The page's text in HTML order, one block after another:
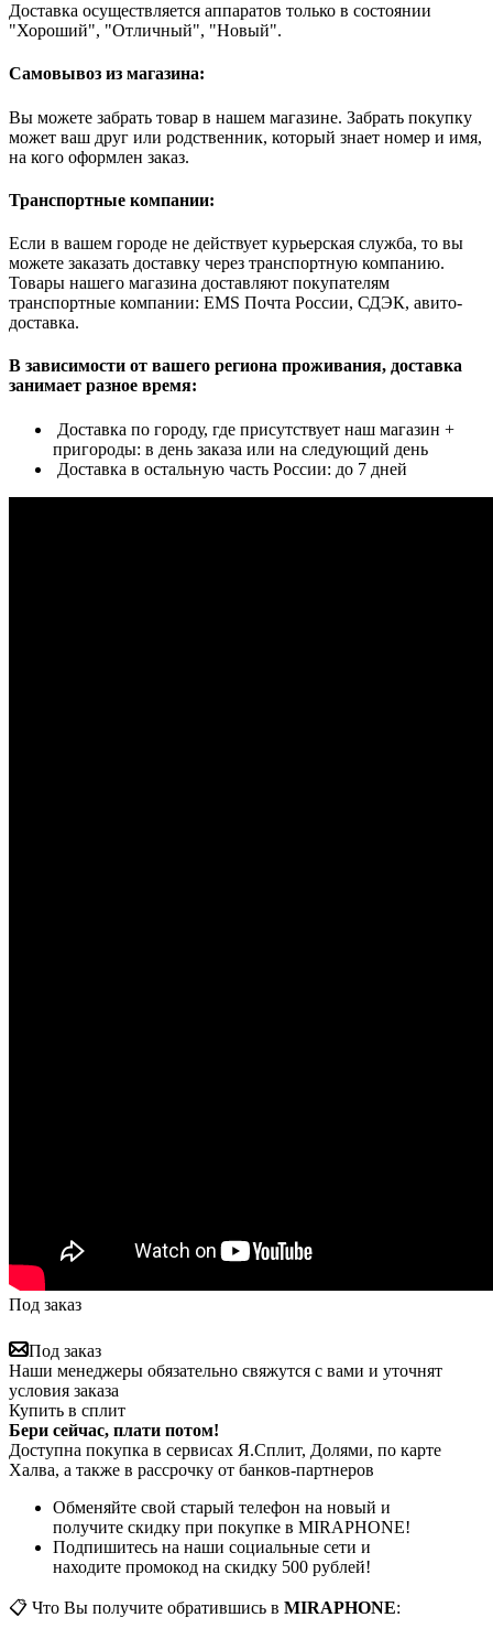
Доставка осуществляется аппаратов только в состоянии
"Хороший", "Отличный", "Новый".
Самовывоз из магазина:
Вы можете забрать товар в нашем магазине. Забрать покупку
может ваш друг или родственник, который знает номер и имя,
на кого оформлен заказ.
Транспортные компании:
Если в вашем городе не действует курьерская служба, то вы
можете заказать доставку через транспортную компанию.
Товары нашего магазина доставляют покупателям
транспортные компании: EMS Почта России, СДЭК, авито-
доставка.
В зависимости от вашего региона проживания, доставка
занимает разное время:
Доставка по городу, где присутствует наш магазин +
пригороды: в день заказа или на следующий день
Доставка в остальную часть России: до 7 дней
Под заказ
Под заказ
Наши менеджеры обязательно свяжутся с вами и уточнят
условия заказа
Купить в сплит
Бери сейчас, плати потом!
Доступна покупка в сервисах Я.Сплит, Долями, по карте
Халва, а также в рассрочку от банков-партнеров
Обменяйте свой старый телефон на новый и
получите скидку при покупке в MIRAPHONE!
Подпишитесь на наши социальные сети и
находите промокод на скидку 500 рублей!
📋 Что Вы получите обратившись в MIRAPHONE: